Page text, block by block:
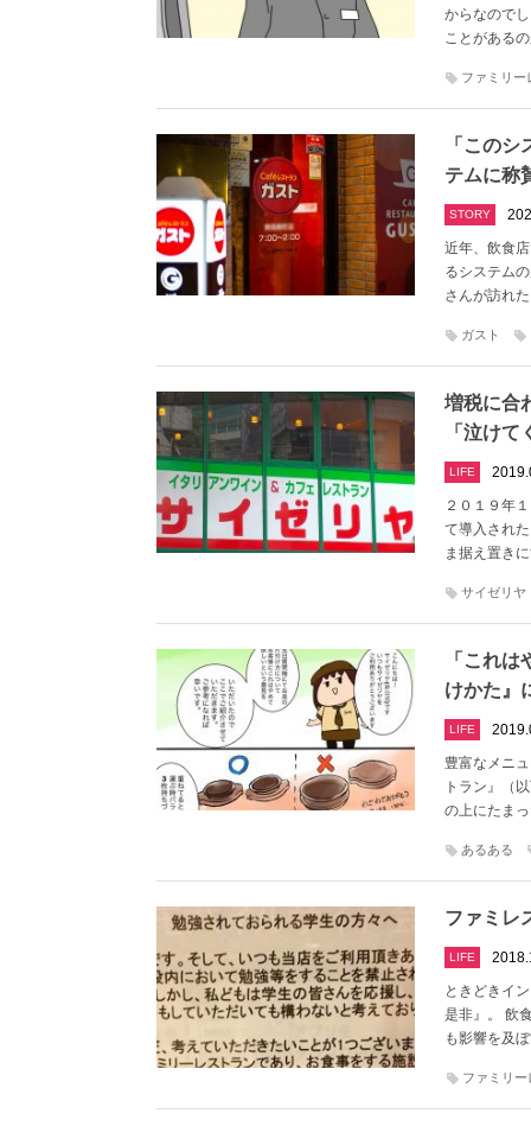
からなので
ことがある
ファミリー
「この
テムに称
STORY
近年、飲食
るシステム
さんが訪れ
ガスト
増税に合
「泣けて
LIFE
２０１９年
て導入され
ま据え置き
サイゼリヤ
「これ
けかた』
LIFE
豊富なメニ
トラン』（
の上にたま
あるある
ファミレ
LIFE
ときどきイ
是非』。 飲
も影響を及
ファミリー